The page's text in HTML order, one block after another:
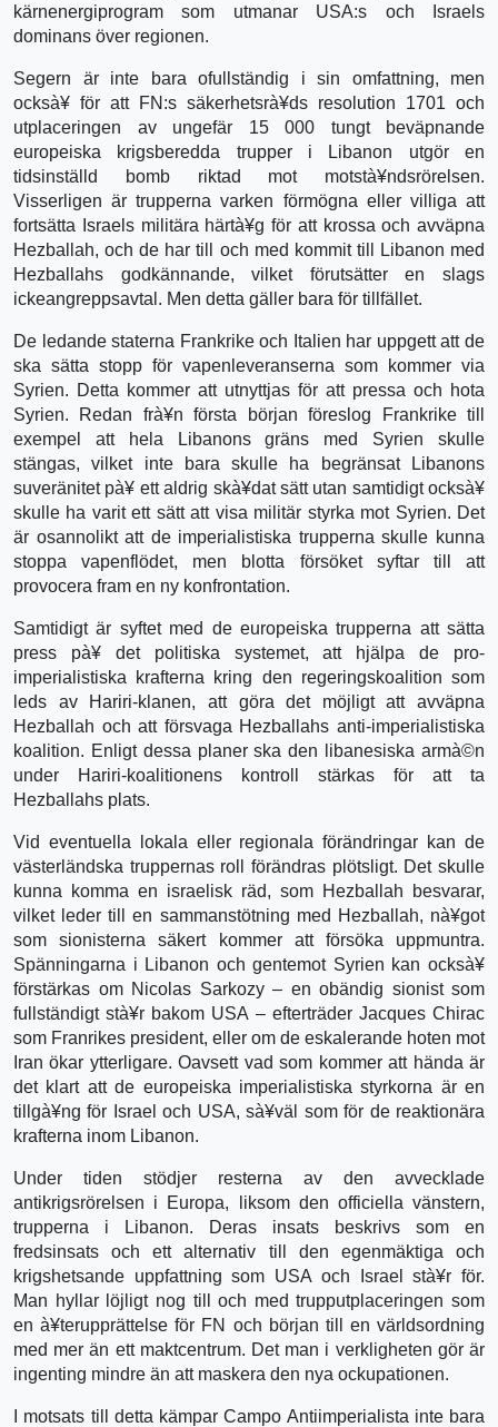
kärnenergiprogram som utmanar USA:s och Israels
dominans över regionen.
Segern är inte bara ofullständig i sin omfattning, men
ocksà¥ för att FN:s säkerhetsrà¥ds resolution 1701 och
utplaceringen av ungefär 15 000 tungt beväpnande
europeiska krigsberedda trupper i Libanon utgör en
tidsinställd bomb riktad mot motstà¥ndsrörelsen.
Visserligen är trupperna varken förmögna eller villiga att
fortsätta Israels militära härtà¥g för att krossa och avväpna
Hezballah, och de har till och med kommit till Libanon med
Hezballahs godkännande, vilket förutsätter en slags
ickeangreppsavtal. Men detta gäller bara för tillfället.
De ledande staterna Frankrike och Italien har uppgett att de
ska sätta stopp för vapenleveranserna som kommer via
Syrien. Detta kommer att utnyttjas för att pressa och hota
Syrien. Redan frà¥n första början föreslog Frankrike till
exempel att hela Libanons gräns med Syrien skulle
stängas, vilket inte bara skulle ha begränsat Libanons
suveränitet pà¥ ett aldrig skà¥dat sätt utan samtidigt ocksà¥
skulle ha varit ett sätt att visa militär styrka mot Syrien. Det
är osannolikt att de imperialistiska trupperna skulle kunna
stoppa vapenflödet, men blotta försöket syftar till att
provocera fram en ny konfrontation.
Samtidigt är syftet med de europeiska trupperna att sätta
press pà¥ det politiska systemet, att hjälpa de pro-
imperialistiska krafterna kring den regeringskoalition som
leds av Hariri-klanen, att göra det möjligt att avväpna
Hezballah och att försvaga Hezballahs anti-imperialistiska
koalition. Enligt dessa planer ska den libanesiska armà©n
under Hariri-koalitionens kontroll stärkas för att ta
Hezballahs plats.
Vid eventuella lokala eller regionala förändringar kan de
västerländska truppernas roll förändras plötsligt. Det skulle
kunna komma en israelisk räd, som Hezballah besvarar,
vilket leder till en sammanstötning med Hezballah, nà¥got
som sionisterna säkert kommer att försöka uppmuntra.
Spänningarna i Libanon och gentemot Syrien kan ocksà¥
förstärkas om Nicolas Sarkozy – en obändig sionist som
fullständigt stà¥r bakom USA – efterträder Jacques Chirac
som Franrikes president, eller om de eskalerande hoten mot
Iran ökar ytterligare. Oavsett vad som kommer att hända är
det klart att de europeiska imperialistiska styrkorna är en
tillgà¥ng för Israel och USA, sà¥väl som för de reaktionära
krafterna inom Libanon.
Under tiden stödjer resterna av den avvecklade
antikrigsrörelsen i Europa, liksom den officiella vänstern,
trupperna i Libanon. Deras insats beskrivs som en
fredsinsats och ett alternativ till den egenmäktiga och
krigshetsande uppfattning som USA och Israel stà¥r för.
Man hyllar löjligt nog till och med trupputplaceringen som
en à¥terupprättelse för FN och början till en världsordning
med mer än ett maktcentrum. Det man i verkligheten gör är
ingenting mindre än att maskera den nya ockupationen.
I motsats till detta kämpar Campo Antiimperialista inte bara